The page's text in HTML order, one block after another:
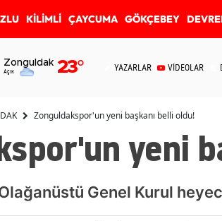
KİLİMLİ ÇAYCUMA GÖKÇEBEY
Zonguldak
Açık 23° YAZARLAR VİDEOLAR
Zonguldakspor'un yeni başkanı belli oldu!
yeni
Genel Kurul